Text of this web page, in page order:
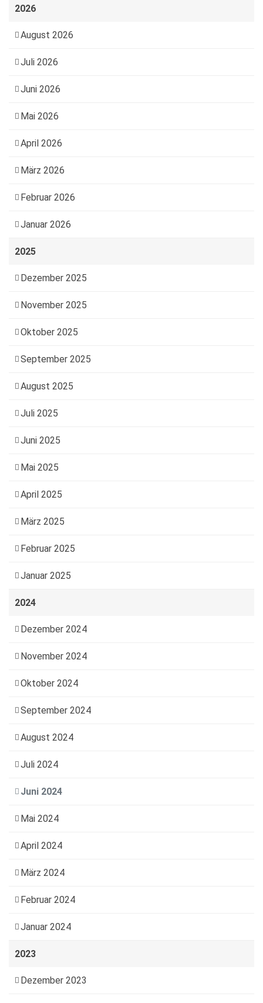
2026
August 2026
Juli 2026
Juni 2026
Mai 2026
April 2026
März 2026
Februar 2026
Januar 2026
2025
Dezember 2025
November 2025
Oktober 2025
September 2025
August 2025
Juli 2025
Juni 2025
Mai 2025
April 2025
März 2025
Februar 2025
Januar 2025
2024
Dezember 2024
November 2024
Oktober 2024
September 2024
August 2024
Juli 2024
Juni 2024
Mai 2024
April 2024
März 2024
Februar 2024
Januar 2024
2023
Dezember 2023